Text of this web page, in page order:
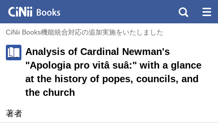
CiNii Books機能統合対応の追加実施をいたしました
Analysis of Cardinal Newman's
"Apologia pro vitâ suâ:" with a glance
at the history of popes, councils, and
the church
著者